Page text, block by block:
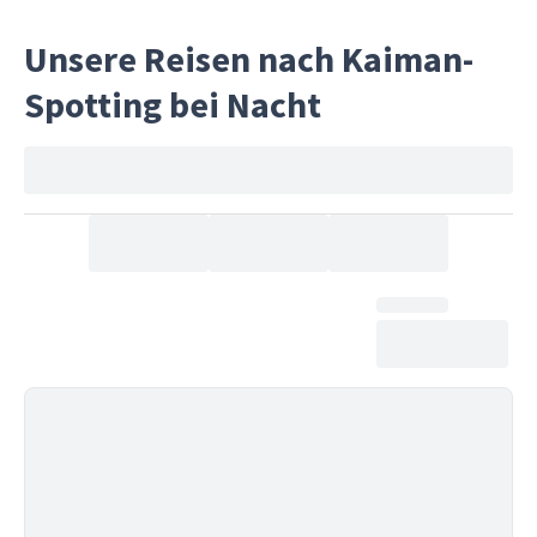
dein
Unsere Reisen nach Kaiman-
Spotting bei Nacht